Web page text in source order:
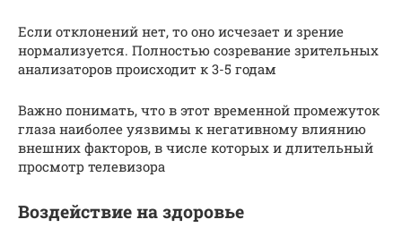
Если отклонений нет, то оно исчезает и зрение
нормализуется. Полностью созревание зрительных
анализаторов происходит к 3-5 годам
Важно понимать, что в этот временной промежуток
глаза наиболее уязвимы к негативному влиянию
внешних факторов, в числе которых и длительный
просмотр телевизора
Воздействие на здоровье